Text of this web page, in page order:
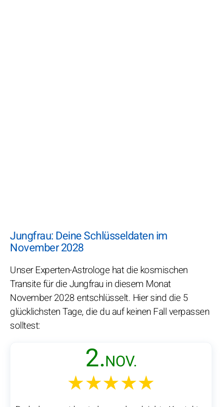
Jungfrau: Deine Schlüsseldaten im
November 2028
Unser Experten-Astrologe hat die kosmischen
Transite für die Jungfrau in diesem Monat
November 2028 entschlüsselt. Hier sind die 5
glücklichsten Tage, die du auf keinen Fall verpassen
solltest:
2.NOV.
★★★★★